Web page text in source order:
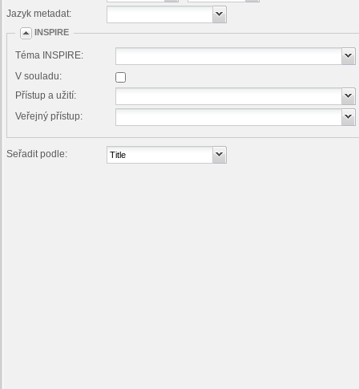
Jazyk metadat:
INSPIRE
Téma INSPIRE:
V souladu:
Přístup a užití:
Veřejný přístup:
Seřadit podle: